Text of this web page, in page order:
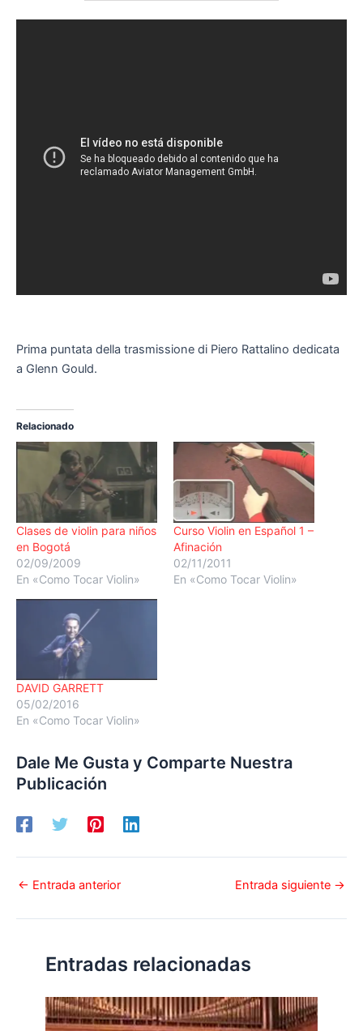
Prima puntata della trasmissione di Piero Rattalino dedicata
a Glenn Gould.
Relacionado
Clases de violin para niños
en Bogotá
02/09/2009
En «Como Tocar Violin»
Curso Violin en Español 1 –
Afinación
02/11/2011
En «Como Tocar Violin»
DAVID GARRETT
05/02/2016
En «Como Tocar Violin»
Dale Me Gusta y Comparte Nuestra
Publicación
← Entrada anterior Entrada siguiente →
Entradas relacionadas